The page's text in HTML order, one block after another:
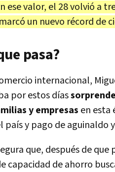
ese valor, el 28 volvió a
un nuevo récord de
pasa?
internacional,
por estos días
y empresas en esta
país y pago de aguinaldo
que, después de
capacidad de ahorro